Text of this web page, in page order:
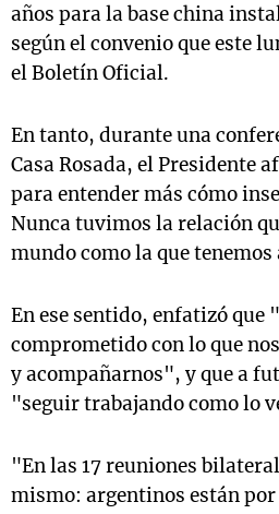
años para la base china
según el convenio que este
el Boletín Oficial.
En tanto, durante una
Casa Rosada, el Presidente
para entender más cómo
Nunca tuvimos la relación
mundo como la que
En ese sentido, enfatizó que
comprometido con lo que
y acompañarnos", y que a
"seguir trabajando como lo
"En las 17 reuniones
mismo: argentinos están